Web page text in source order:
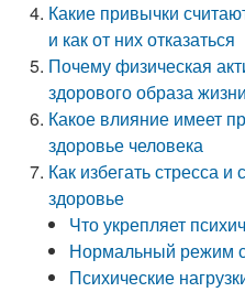
Какие привычки
и как от них отказаться
Почему физическая
здорового образа жизни
Какое влияние имеет
здоровье человека
Как избегать стресса и
здоровье
Что укрепляет
Нормальный режим
Психические